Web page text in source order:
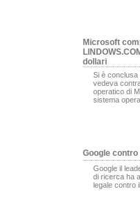
Microsoft
dollari
Si è conclusa
vedeva
operatico di
sistema
Google contro
Google il
di ricerca ha
legale contro